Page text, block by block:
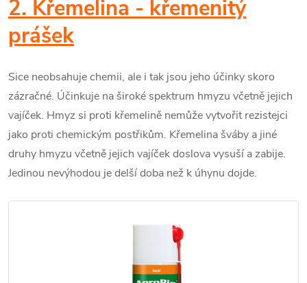
2. Křemelina - křemenitý
prášek
Sice neobsahuje chemii, ale i tak jsou jeho účinky skoro
zázračné. Účinkuje na široké spektrum hmyzu včetně jejich
vajíček. Hmyz si proti křemelině nemůže vytvořit rezistejci
jako proti chemickým postřikům. Křemelina šváby a jiné
druhy hmyzu včetně jejich vajíček doslova vysuší a zabije.
Jedinou nevýhodou je delší doba než k úhynu dojde.